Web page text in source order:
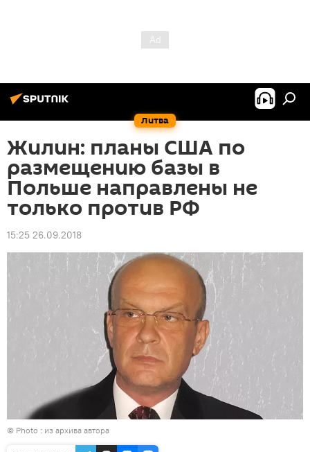
Литва
Жилин: планы США по
размещению базы в
Польше направлены не
только против РФ
15:25 26.09.2018
© Photo : из архива автора